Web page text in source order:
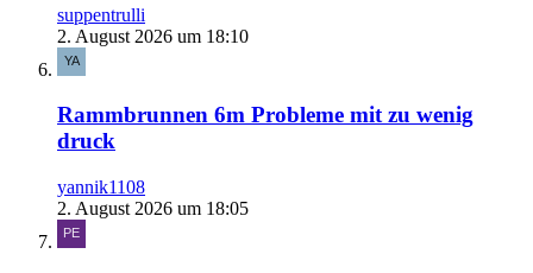
suppentrulli
2. August 2026 um 18:10
Rammbrunnen 6m Probleme mit zu wenig
druck
yannik1108
2. August 2026 um 18:05